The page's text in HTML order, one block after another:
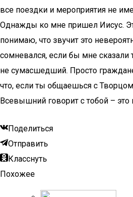
все поездки и мероприятия не
Однажды ко мне пришел Иисус.
понимаю, что звучит это
сомневался, если бы мне сказали
не сумасшедший. Просто
что, если ты общаешься с
Всевышний говорит с тобой –
Поделиться
Отправить
Класснуть
Похожее